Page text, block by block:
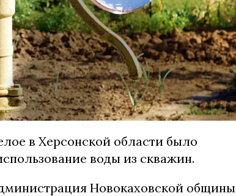
в Херсонской области было
воды из скважин.
Новокаховской общины